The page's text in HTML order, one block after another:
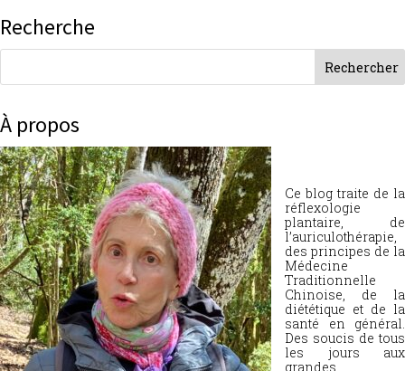
Recherche
À propos
Ce blog traite de la
réflexologie
plantaire, de
l’auriculothérapie,
des principes de la
Médecine
Traditionnelle
Chinoise, de la
diététique et de la
santé en général.
Des soucis de tous
les jours aux
grandes